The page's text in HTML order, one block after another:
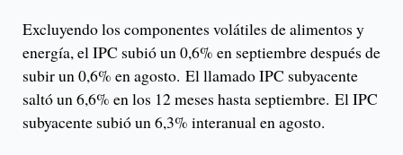
Excluyendo los componentes volátiles de alimentos y
energía, el IPC subió un 0,6% en septiembre después de
subir un 0,6% en agosto. El llamado IPC subyacente
saltó un 6,6% en los 12 meses hasta septiembre. El IPC
subyacente subió un 6,3% interanual en agosto.